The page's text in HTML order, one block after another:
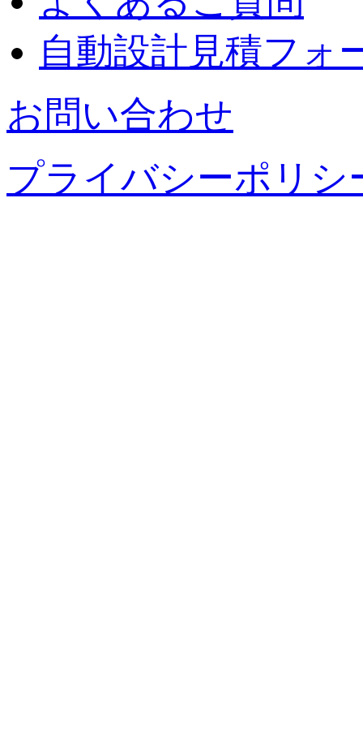
自動設計見積フォ
お問い合わせ
プライバシーポリシ